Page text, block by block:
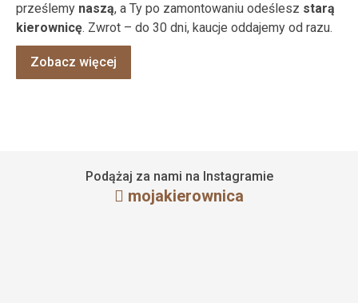
prześlemy naszą, a Ty po zamontowaniu odeślesz starą
kierownicę. Zwrot – do 30 dni, kaucje oddajemy od razu.
Zobacz więcej
Podążaj za nami na Instagramie
mojakierownica